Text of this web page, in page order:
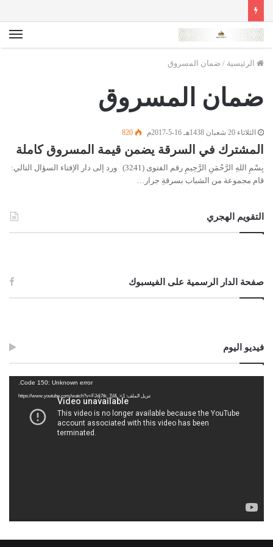
الرئيسية / ضمان المسروق
ضمان المسروق
الثلاثاء 20 شعبان 1438هـ 16-5-2017م 820
المشترك في السرقة يضمن قيمة المسروق كاملة
بِسْمِ اللهِ الرَّحْمَنِ الرَّحِيمِ رقم الفتوى (3241) ورد إلى دار الإفتاء السؤال التالي:
قام مجموعة من الشباب بسرقةِ جرار…
التقويم الهجري
صفحة الدار الرسمية على الفيسبوك
فيديو اليوم
Code 150: Unknown error.
تنزيل الملف: https://www.youtube.com/watch?v=FJdj7tk_7jI&_=1